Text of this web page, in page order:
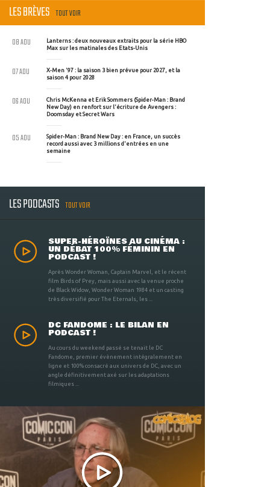
LES BRÈVES TOUT VOIR
Lanterns : deux nouveaux extraits pour la série HBO
Max sur les matinales des Etats-Unis
08 AOU
X-Men '97 : la saison 3 bien prévue pour 2027, et la
saison 4 pour 2028
07 AOU
Chris McKenna et Erik Sommers (Spider-Man : Brand
New Day) en renfort sur l'écriture de Avengers :
Doomsday et Secret Wars
06 AOU
Spider-Man : Brand New Day : en France, un succès
record aussi avec 3 millions d'entrées en une
semaine
05 AOU
LES PODCASTS TOUT VOIR
SUPER-HÉROÏNES AU CINÉMA :
UN DÉBAT 100% FÉMININ EN
PODCAST !
Après Wonder Woman, Captain Marvel, et le récent
film Birds of Prey, mais aussi avec la venue proche
de Black Widow, Wonder Woman 1984 et un casting
très diversifié pour The Eternals, les ...
DC FANDOME : LE BILAN EN
PODCAST !
Au cours du weekend passé se tenait le DC
Fandome, premier évènement intégralement en
ligne et 100% consacré aux univers de DC, avec un
angle définitivement axé sur les adaptations
filmiques ...